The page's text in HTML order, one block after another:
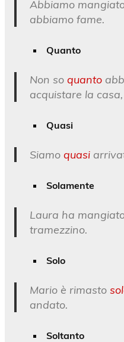
Abbiamo
abbiamo fame.
Quanto
Non soquanto
acquistare la
Quasi
Siamoquasi
Solamente
Laura ha
tramezzino.
Solo
Mario è rimasto
andato.
Soltanto